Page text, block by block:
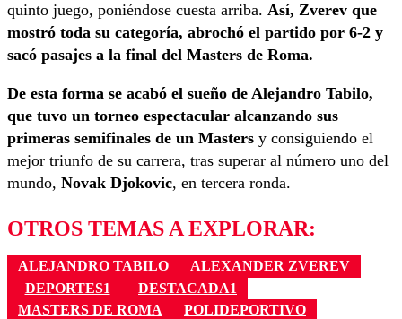
quinto juego, poniéndose cuesta arriba. Así, Zverev que
mostró toda su categoría, abrochó el partido por 6-2 y
sacó pasajes a la final del Masters de Roma.
De esta forma se acabó el sueño de Alejandro Tabilo,
que tuvo un torneo espectacular alcanzando sus
primeras semifinales de un Masters y consiguiendo el
mejor triunfo de su carrera, tras superar al número uno del
mundo, Novak Djokovic, en tercera ronda.
OTROS TEMAS A EXPLORAR:
ALEJANDRO TABILO
ALEXANDER ZVEREV
DEPORTES1
DESTACADA1
MASTERS DE ROMA
POLIDEPORTIVO